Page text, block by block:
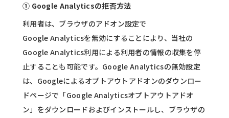
① Google Analyticsの拒否方法
利用者は、ブラウザのアドオン設定で
Google Analyticsを無効にすることにより、当社の
Google Analytics利用による利用者の情報の収集を停
止することも可能です。Google Analyticsの無効設定
は、Googleによるオプトアウトアドオンのダウンロー
ドページで「Google Analyticsオプトアウトアドオ
ン」をダウンロードおよびインストールし、ブラウザの